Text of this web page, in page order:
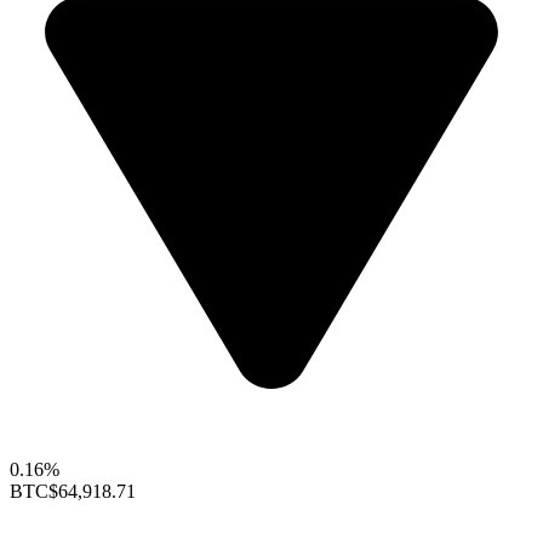
0.16%
BTC$64,918.71